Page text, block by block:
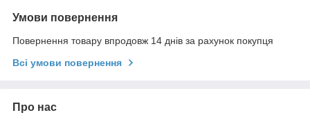
Умови повернення
Повернення товару впродовж 14 днів за рахунок покупця
Всі умови повернення
Про нас